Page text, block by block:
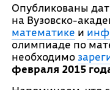
Опубликованы
на Вузовско-
математике и
олимпиаде по
необходимо
февраля 2015